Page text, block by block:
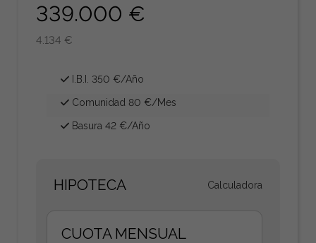
339.000 €
4.134 €
I.B.I. 350 €/Año
Comunidad 80 €/Mes
Basura 42 €/Año
HIPOTECA Calculadora
CUOTA MENSUAL